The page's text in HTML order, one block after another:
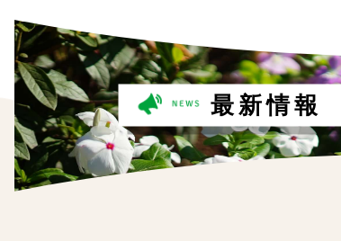
最新情報